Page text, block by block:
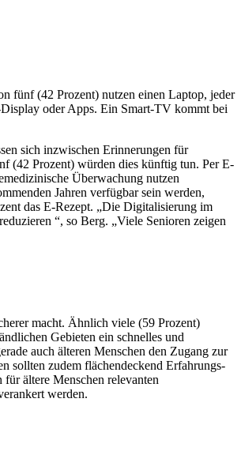
fünf (42 Prozent) nutzen einen Laptop, jeder
oder Apps. Ein Smart-TV kommt bei
sich inzwischen Erinnerungen für
(42 Prozent) würden dies künftig tun. Per E-
Überwachung nutzen
Jahren verfügbar sein werden,
das E-Rezept. „Die Digitalisierung im
“, so Berg. „Viele Senioren zeigen
macht. Ähnlich viele (59 Prozent)
Gebieten ein schnelles und
auch älteren Menschen den Zugang zur
sollten zudem flächendeckend Erfahrungs-
ältere Menschen relevanten
werden.